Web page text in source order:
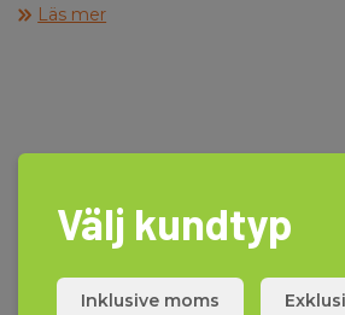
Läs mer
Välj kundtyp
Inklusive moms